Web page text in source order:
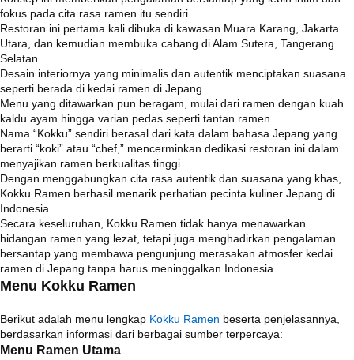
fokus pada cita rasa ramen itu sendiri.
Restoran ini pertama kali dibuka di kawasan Muara Karang, Jakarta
Utara, dan kemudian membuka cabang di Alam Sutera, Tangerang
Selatan.
Desain interiornya yang minimalis dan autentik menciptakan suasana
seperti berada di kedai ramen di Jepang.
Menu yang ditawarkan pun beragam, mulai dari ramen dengan kuah
kaldu ayam hingga varian pedas seperti tantan ramen.
Nama “Kokku” sendiri berasal dari kata dalam bahasa Jepang yang
berarti “koki” atau “chef,” mencerminkan dedikasi restoran ini dalam
menyajikan ramen berkualitas tinggi.
Dengan menggabungkan cita rasa autentik dan suasana yang khas,
Kokku Ramen berhasil menarik perhatian pecinta kuliner Jepang di
Indonesia.
Secara keseluruhan, Kokku Ramen tidak hanya menawarkan
hidangan ramen yang lezat, tetapi juga menghadirkan pengalaman
bersantap yang membawa pengunjung merasakan atmosfer kedai
ramen di Jepang tanpa harus meninggalkan Indonesia.
Menu Kokku Ramen
Berikut adalah menu lengkap Kokku Ramen beserta penjelasannya,
berdasarkan informasi dari berbagai sumber terpercaya:
Menu Ramen Utama